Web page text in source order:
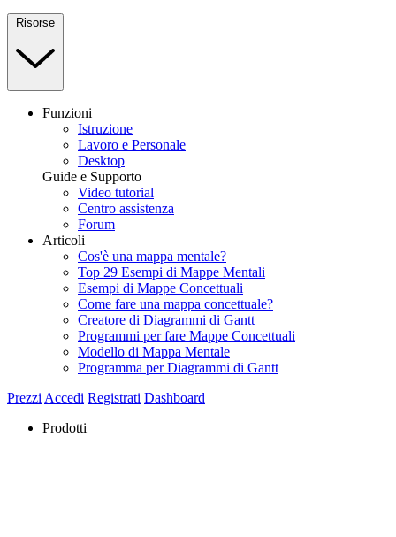
Risorse
Funzioni
Istruzione
Lavoro e Personale
Desktop
Guide e Supporto
Video tutorial
Centro assistenza
Forum
Articoli
Cos'è una mappa mentale?
Top 29 Esempi di Mappe Mentali
Esempi di Mappe Concettuali
Come fare una mappa concettuale?
Creatore di Diagrammi di Gantt
Programmi per fare Mappe Concettuali
Modello di Mappa Mentale
Programma per Diagrammi di Gantt
Prezzi Accedi Registrati Dashboard
Prodotti